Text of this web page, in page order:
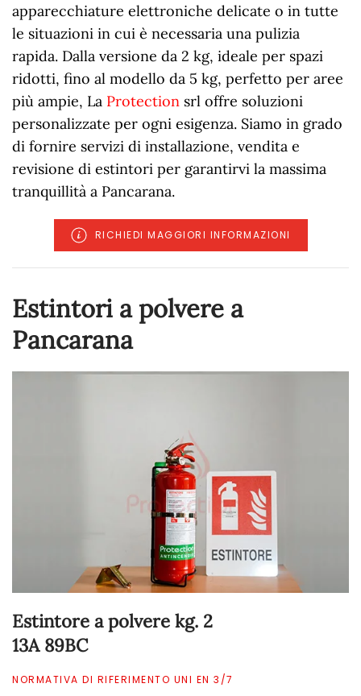
apparecchiature elettroniche delicate o in tutte
le situazioni in cui è necessaria una pulizia
rapida. Dalla versione da 2 kg, ideale per spazi
ridotti, fino al modello da 5 kg, perfetto per aree
più ampie, La Protection srl offre soluzioni
personalizzate per ogni esigenza. Siamo in grado
di fornire servizi di installazione, vendita e
revisione di estintori per garantirvi la massima
tranquillità a Pancarana.
RICHIEDI MAGGIORI INFORMAZIONI
Estintori a polvere a
Pancarana
Estintore a polvere kg. 2
13A 89BC
NORMATIVA DI RIFERIMENTO UNI EN 3/7